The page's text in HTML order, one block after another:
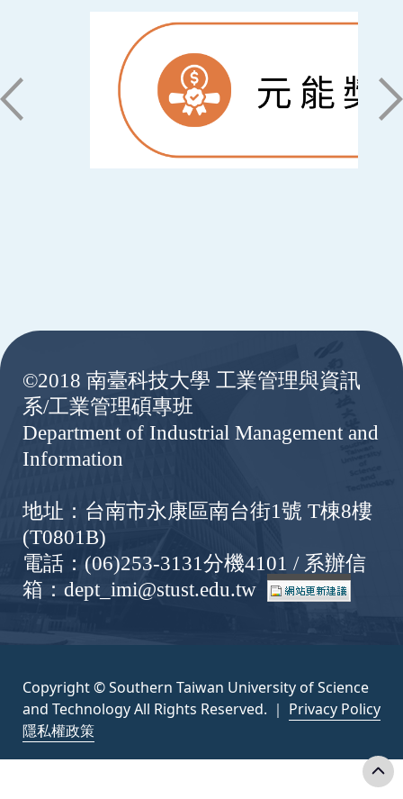
©2018 南臺科技大學 工業管理與資訊
系/工業管理碩專班
Department of Industrial Management and
Information
地址：台南市永康區南台街1號 T棟8樓
(T0801B)
電話：(06)253-3131分機4101 / 系辦信
箱：dept_imi@stust.edu.tw
Copyright © Southern Taiwan University of Science
and Technology All Rights Reserved. ｜ Privacy Policy
隱私權政策